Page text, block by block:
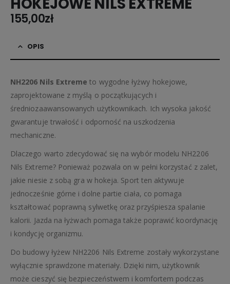
155,00zł
OPIS
NH2206 Nils Extremeto wygodne łyżwy hokejowe,
zaprojektowane z myślą o początkujących i
średniozaawansowanych użytkownikach. Ich wysoka jakość
gwarantuje trwałość i odporność na uszkodzenia
mechaniczne.
Dlaczego warto zdecydować się na wybór modelu NH2206
Nils Extreme? Ponieważ pozwala on w pełni korzystać z zalet,
jakie niesie z sobą gra w hokeja. Sport ten aktywuje
jednocześnie górne i dolne partie ciała, co pomaga
kształtować poprawną sylwetkę oraz przyśpiesza spalanie
kalorii. Jazda na łyżwach pomaga także poprawić koordynację
i kondycję organizmu.
Do budowy łyżew NH2206 Nils Extreme zostały wykorzystane
wyłącznie sprawdzone materiały. Dzięki nim, użytkownik
może cieszyć się bezpieczeństwem i komfortem podczas